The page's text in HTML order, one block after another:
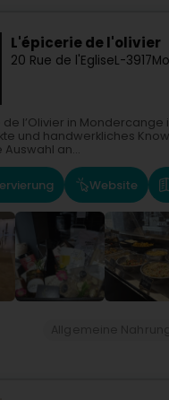
L'épicerie de l'olivier
20 Rue de l'EgliseL-3917
de l’Olivier in
und handwerkliches
an...
Website